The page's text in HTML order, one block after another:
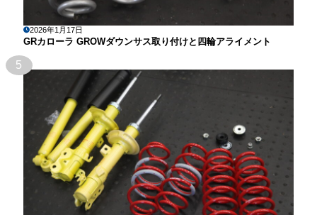
2026年1月17日
GRカローラ GROWダウンサス取り付けと四輪アライメント
5